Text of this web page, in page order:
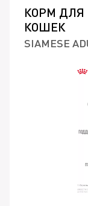
КОРМ ДЛЯ
КОШЕК
SIAMESE